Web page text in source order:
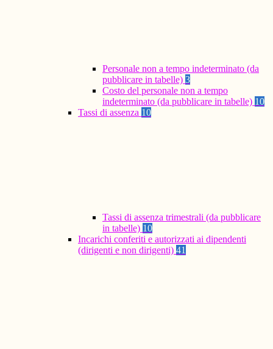
Personale non a tempo indeterminato (da
pubblicare in tabelle) 3
Costo del personale non a tempo
indeterminato (da pubblicare in tabelle) 10
Tassi di assenza 10
Tassi di assenza trimestrali (da pubblicare
in tabelle) 10
Incarichi conferiti e autorizzati ai dipendenti
(dirigenti e non dirigenti) 41